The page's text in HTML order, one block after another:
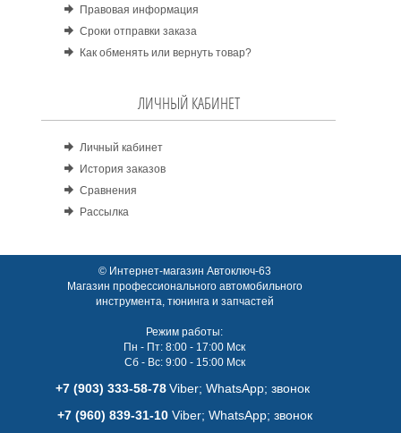
Правовая информация
Сроки отправки заказа
Как обменять или вернуть товар?
ЛИЧНЫЙ КАБИНЕТ
Личный кабинет
История заказов
Сравнения
Рассылка
© Интернет-магазин Автоключ-63
Магазин профессионального автомобильного
инструмента, тюнинга и запчастей
Режим работы:
Пн - Пт: 8:00 - 17:00 Мск
Сб - Вс: 9:00 - 15:00 Мск
+7 (903) 333-58-78 Viber; WhatsАpp; звонок
+7 (960) 839-31-10Viber; WhatsАpp; звонок